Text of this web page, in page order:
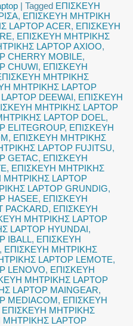
|Tagged ΕΠΙΣΚΕΥΗ
, ΕΠΙΣΚΕΥΗ ΜΗΤΡΙΚΗ
LAPTOP ACER, ΕΠΙΣΚΕΥΗ
, ΕΠΙΣΚΕΥΗ ΜΗΤΡΙΚΗΣ
LAPTOP AXIOO,
CHERRY MOBILE,
CHUWI, ΕΠΙΣΚΕΥΗ
ΜΗΤΡΙΚΗΣ
ΜΗΤΡΙΚΗΣ LAPTOP
DEEWAI, ΕΠΙΣΚΕΥΗ
ΜΗΤΡΙΚΗΣ LAPTOP
LAPTOP DOEL,
ELITEGROUP, ΕΠΙΣΚΕΥΗ
, ΕΠΙΣΚΕΥΗ ΜΗΤΡΙΚΗΣ
LAPTOP FUJITSU,
GETAC, ΕΠΙΣΚΕΥΗ
, ΕΠΙΣΚΕΥΗ ΜΗΤΡΙΚΗΣ
ΜΗΤΡΙΚΗΣ LAPTOP
LAPTOP GRUNDIG,
HASEE, ΕΠΙΣΚΕΥΗ
PACKARD, ΕΠΙΣΚΕΥΗ
ΜΗΤΡΙΚΗΣ LAPTOP
LAPTOP HYUNDAI,
IBALL, ΕΠΙΣΚΕΥΗ
, ΕΠΙΣΚΕΥΗ ΜΗΤΡΙΚΗΣ
LAPTOP LEMOTE,
LENOVO, ΕΠΙΣΚΕΥΗ
ΜΗΤΡΙΚΗΣ LAPTOP
LAPTOP MAINGEAR,
MEDIACOM, ΕΠΙΣΚΕΥΗ
ΕΠΙΣΚΕΥΗ ΜΗΤΡΙΚΗΣ
LAPTOP